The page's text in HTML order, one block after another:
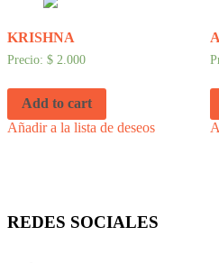
KRISHNA
Precio: $ 2.000
Add to cart
Añadir a la lista de deseos
REDES SOCIALES